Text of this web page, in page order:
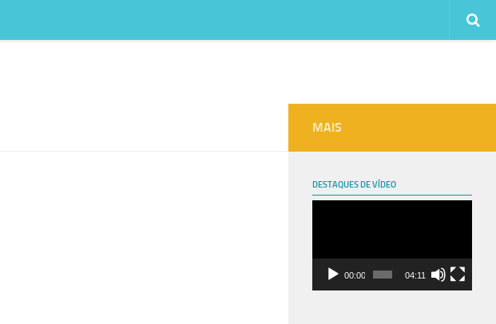
MAIS
DESTAQUES DE VÍDEO
00:00 04:11